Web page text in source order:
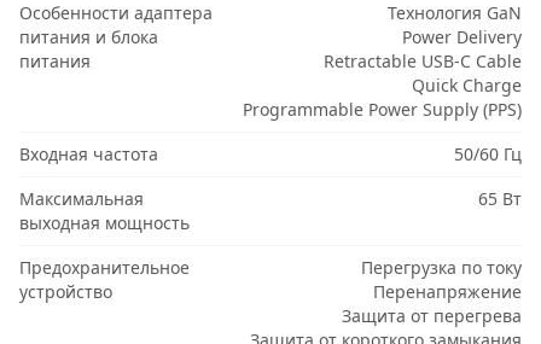
Особенности адаптера
питания и блока
питания
Технология GaN
Power Delivery
Retractable USB-C Cable
Quick Charge
Programmable Power Supply (PPS)
Входная частота
50/60 Гц
Максимальная
выходная мощность
65 Вт
Предохранительное
устройство
Перегрузка по току
Перенапряжение
Защита от перегрева